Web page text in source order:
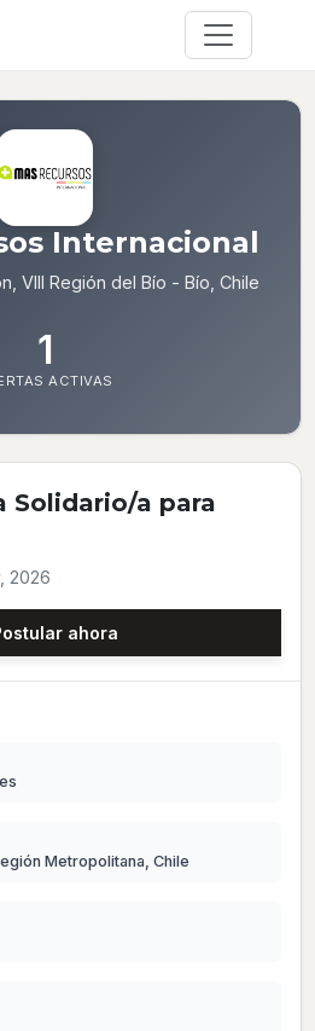
Internacional
VIII Región del Bío - Bío, Chile
1
ACTIVAS
Solidario/a para
2026
ahora
Metropolitana, Chile